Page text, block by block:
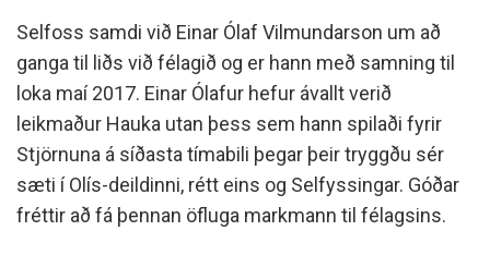
Selfoss samdi við Einar Ólaf Vilmundarson um að
ganga til liðs við félagið og er hann með samning til
loka maí 2017. Einar Ólafur hefur ávallt verið
leikmaður Hauka utan þess sem hann spilaði fyrir
Stjörnuna á síðasta tímabili þegar þeir tryggðu sér
sæti í Olís-deildinni, rétt eins og Selfyssingar. Góðar
fréttir að fá þennan öfluga markmann til félagsins.